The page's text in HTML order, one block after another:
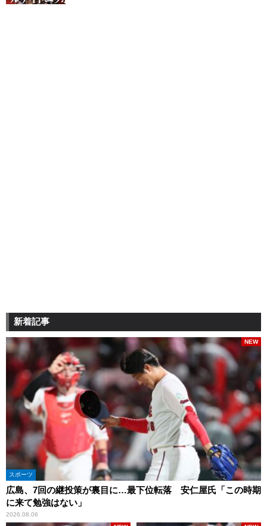
新着記事
スポーツ
広島、7回の継投策が裏目に…最下位転落 安仁屋氏「この時期
に来て勉強はない」
2026.08.06
NEW